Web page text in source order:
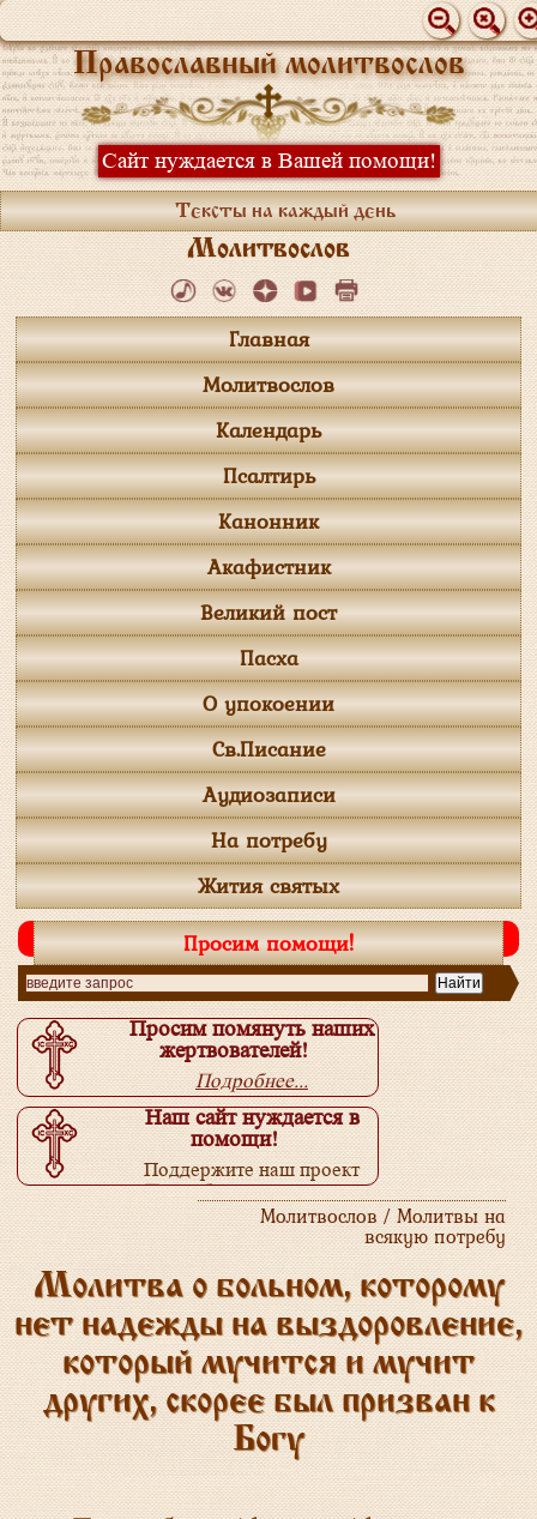
Православный молитвослов
Сайт нуждается в Вашей помощи!
Тексты на каждый день
Молитвослов
Главная
Молитвослов
Календарь
Псалтирь
Канонник
Акафистник
Великий пост
Пасха
О упокоении
Св.Писание
Аудиозаписи
На потребу
Жития святых
Просим помощи!
Просим помянуть наших
жертвователей!
Подробнее...
Наш сайт нуждается в
помощи!
Поддержите наш проект
Подробнее...
Молитвослов / Молитвы на
всякую потребу
Молитва о больном, которому
нет надежды на выздоровление,
который мучится и мучит
других, скорее был призван к
Богу